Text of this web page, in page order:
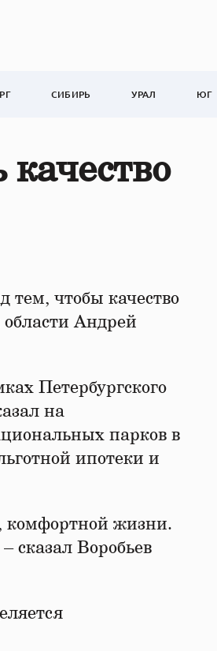
СИБИРЬ УРАЛ ЮГ
тем, чтобы качество
Андрей
Петербургского
на
парков в
ипотеки и
комфортной жизни.
сказал Воробьев